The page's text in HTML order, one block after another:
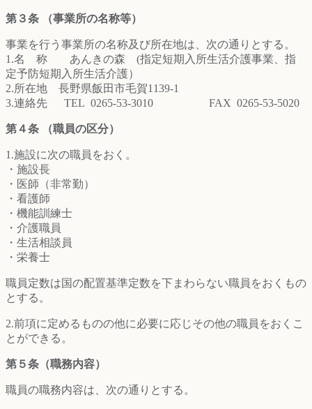
第３条 （事業所の名称等）
事業を行う事業所の名称及び所在地は、次の通りとする。
1.名 称 あんきの森 (指定短期入所生活介護事業、指
定予防短期入所生活介護）
2.所在地
長野県飯田市毛賀1139-1
3.連絡先
TEL 0265-53-3010 FAX 0265-53-5020
第４条 （職員の区分）
1.施設に次の職員をおく。
・施設長
・医師（非常勤）
・看護師
・機能訓練士
・介護職員
・生活相談員
・栄養士
職員定数は国の配置基準定数を下まわらない職員をおくもの
とする。
2.前項に定めるものの他に必要に応じその他の職員をおくこ
とができる。
第５条（職務内容）
職員の職務内容は、次の通りとする。